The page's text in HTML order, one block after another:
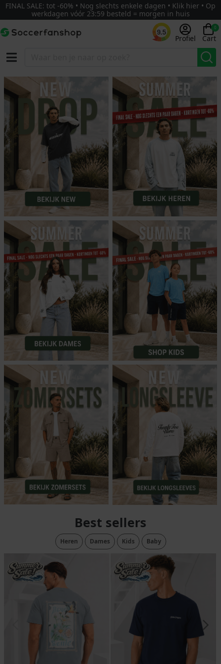
FINAL SALE: tot -60% • Nog slechts enkele dagen • Klik hier • Op
werkdagen vóór 23:59 besteld = morgen in huis
9.5
Profiel
0
Cart
Best sellers
Heren Dames Kids Baby